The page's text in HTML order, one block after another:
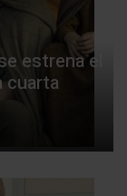
estrena el
cuarta